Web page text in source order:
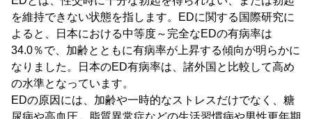
を維持できない状態を指します。EDに関する国際研究に
よると、日本における中等度～完全なEDの有病率は
34.0％で、加齢とともに有病率が上昇する傾向が明らかに
なりました。日本のED有病率は、諸外国と比較して高め
の水準となっています。
EDの原因には、加齢や一時的なストレスだけでなく、糖